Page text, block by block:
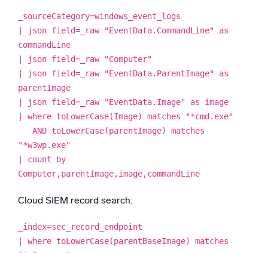
_sourceCategory=windows_event_logs
| json field=_raw "EventData.CommandLine" as
commandLine
| json field=_raw "Computer"
| json field=_raw "EventData.ParentImage" as
parentImage
| json field=_raw "EventData.Image" as image
| where toLowerCase(Image) matches "*cmd.exe"
AND toLowerCase(parentImage) matches
"*w3wp.exe"
| count by
Computer,parentImage,image,commandLine
Cloud SIEM record search:
_index=sec_record_endpoint
| where toLowerCase(parentBaseImage) matches